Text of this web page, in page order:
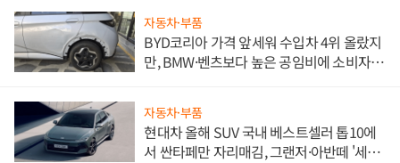
자동차·부품
BYD코리아 가격 앞세워 수입차 4위 올랐지
만, BMW·벤츠보다 높은 공임비에 소비자
자동차·부품
현대차 올해 SUV 국내 베스트셀러 톱10에
서 싼타페만 자리매김, 그랜저·아반떼 '세단